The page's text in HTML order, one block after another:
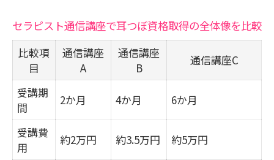
忙しい女性におすすめの耳つぼ資格取得
方法
通信講座で効率よく実技を身につけるコ
自宅学習で挫折しないためのサポート体
セラピスト通信講座で耳つぼ資格取得の全体像を比較
比較項
目
通信講座
A
通信講座
B
通信講座C
受講期
間
2か月 4か月 6か月
受講費
用
約2万円 約3.5万円 約5万円